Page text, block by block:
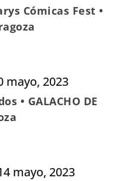
Cómicas Fest •
mayo, 2023
• GALACHO DE
mayo, 2023